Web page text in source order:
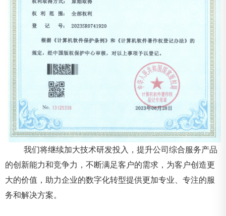
我们将继续加大技术研发投入，提升公司综合服务产品
的创新能力和竞争力，不断满足客户的需求，为客户创造更
大的价值，助力企业的数字化转型提供更加专业、专注的服
务和解决方案。